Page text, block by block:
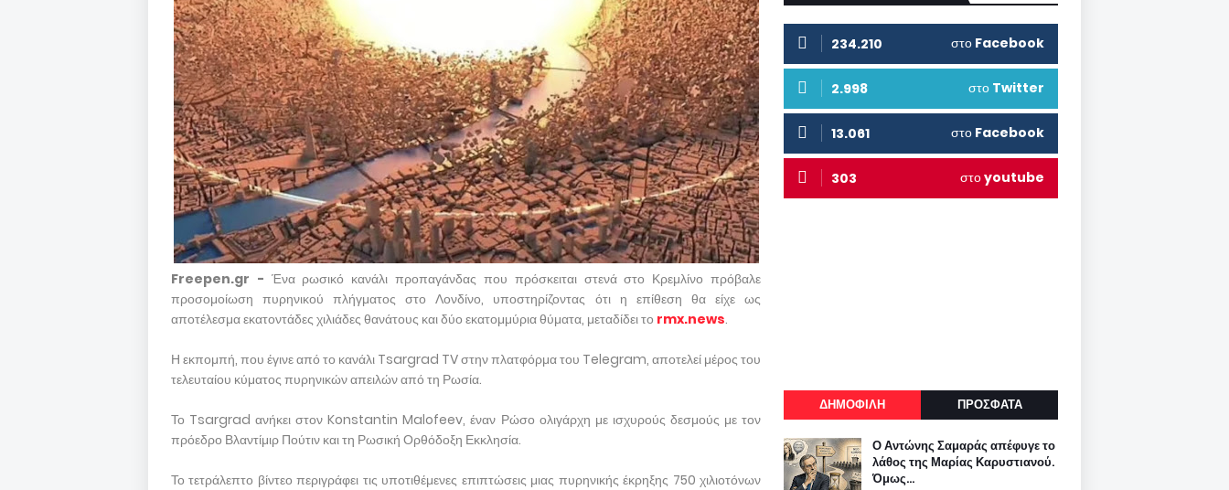
Freepen.gr - Ένα ρωσικό κανάλι προπαγάνδας που πρόσκειται στενά στο Κρεμλίνο πρόβαλε
προσομοίωση πυρηνικού πλήγματος στο Λονδίνο, υποστηρίζοντας ότι η επίθεση θα είχε ως
αποτέλεσμα εκατοντάδες χιλιάδες θανάτους και δύο εκατομμύρια θύματα, μεταδίδει το rmx.news.
Η εκπομπή, που έγινε από το κανάλι Tsargrad TV στην πλατφόρμα του Telegram, αποτελεί μέρος του
τελευταίου κύματος πυρηνικών απειλών από τη Ρωσία.
Το Tsargrad ανήκει στον Konstantin Malofeev, έναν Ρώσο ολιγάρχη με ισχυρούς δεσμούς με τον
πρόεδρο Βλαντίμιρ Πούτιν και τη Ρωσική Ορθόδοξη Εκκλησία.
Το τετράλεπτο βίντεο περιγράφει τις υποτιθέμενες επιπτώσεις μιας πυρηνικής έκρηξης 750 χιλιοτόνων
234.210 στο Facebook
2.998 στο Twitter
13.061 στο Facebook
303 στοyoutube
ΔΗΜΟΦΙΛΗ ΠΡΟΣΦΑΤΑ
Ο Αντώνης Σαμαράς απέφυγε το
λάθος της Μαρίας Καρυστιανού.
Όμως...